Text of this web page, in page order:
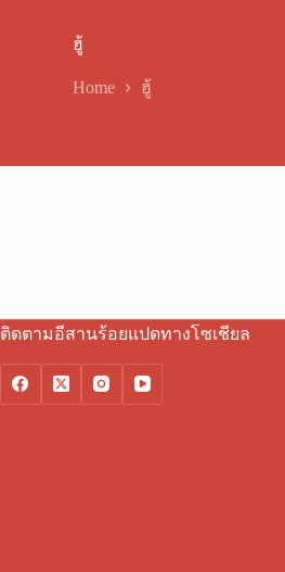
ฮู้
Home ฮู้
ติดตามอีสานร้อยแปดทางโซเชียล